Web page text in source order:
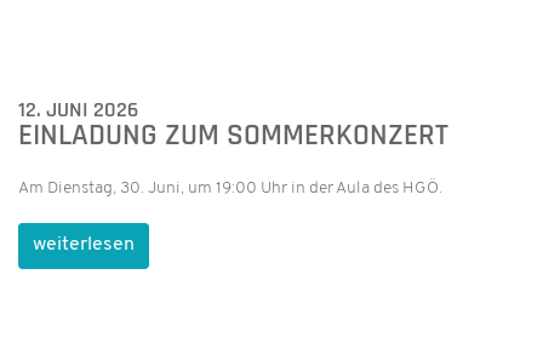
12. JUNI 2026
EINLADUNG ZUM SOMMERKONZERT
Am Dienstag, 30. Juni, um 19:00 Uhr in der Aula des HGÖ.
weiterlesen